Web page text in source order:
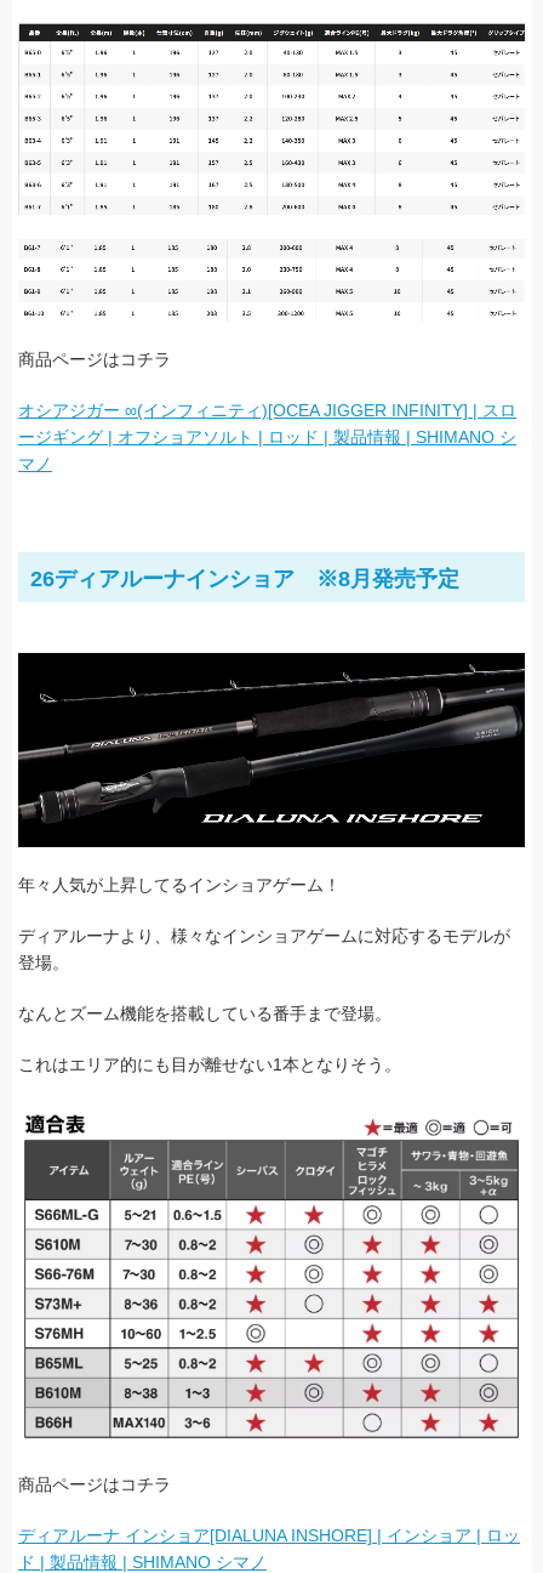
商品ページはコチラ
オシアジガー ∞(インフィニティ)[OCEA JIGGER INFINITY] | スロ
ージギング | オフショアソルト | ロッド | 製品情報 | SHIMANO シ
マノ
26ディアルーナインショア ※8月発売予定
年々人気が上昇してるインショアゲーム！
ディアルーナより、様々なインショアゲームに対応するモデルが
登場。
なんとズーム機能を搭載している番手まで登場。
これはエリア的にも目が離せない1本となりそう。
商品ページはコチラ
ディアルーナ インショア[DIALUNA INSHORE] | インショア | ロッ
ド | 製品情報 | SHIMANO シマノ